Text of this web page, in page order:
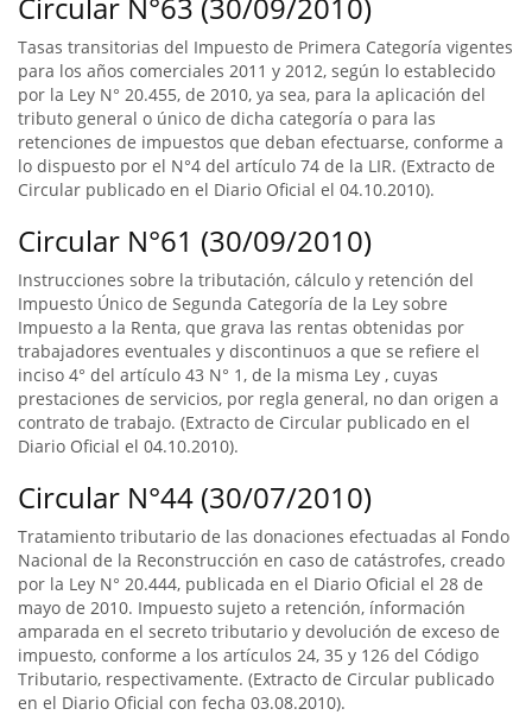
Tasas transitorias del Impuesto de Primera Categoría vigentes
para los años comerciales 2011 y 2012, según lo establecido
por la Ley N° 20.455, de 2010, ya sea, para la aplicación del
tributo general o único de dicha categoría o para las
retenciones de impuestos que deban efectuarse, conforme a
lo dispuesto por el N°4 del artículo 74 de la LIR. (Extracto de
Circular publicado en el Diario Oficial el 04.10.2010).
Circular N°61 (30/09/2010)
Instrucciones sobre la tributación, cálculo y retención del
Impuesto Único de Segunda Categoría de la Ley sobre
Impuesto a la Renta, que grava las rentas obtenidas por
trabajadores eventuales y discontinuos a que se refiere el
inciso 4° del artículo 43 N° 1, de la misma Ley , cuyas
prestaciones de servicios, por regla general, no dan origen a
contrato de trabajo. (Extracto de Circular publicado en el
Diario Oficial el 04.10.2010).
Circular N°44 (30/07/2010)
Tratamiento tributario de las donaciones efectuadas al Fondo
Nacional de la Reconstrucción en caso de catástrofes, creado
por la Ley N° 20.444, publicada en el Diario Oficial el 28 de
mayo de 2010. Impuesto sujeto a retención, ínformación
amparada en el secreto tributario y devolución de exceso de
impuesto, conforme a los artículos 24, 35 y 126 del Código
Tributario, respectivamente. (Extracto de Circular publicado
en el Diario Oficial con fecha 03.08.2010).